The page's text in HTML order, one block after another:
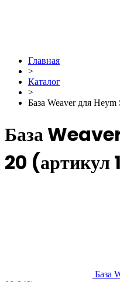
Главная
>
Каталог
>
База Weaver для
База
20
База